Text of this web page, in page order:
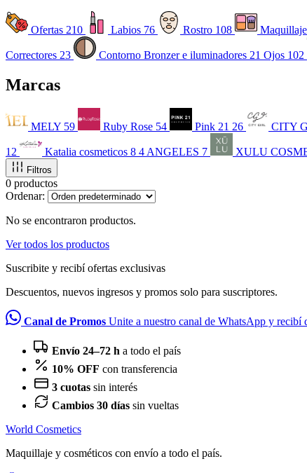
Ofertas 210 Labios 76 Rostro 108
Correctores 23 Contorno Bronzer e iluminadores 21 Ojos 102
Marcas
MELY 59 Ruby Rose 54 Pink 21 26 CITY
12 Katalia cosmeticos 8 4 ANGELES 7 XULU
Filtros
0 productos
Ordenar:
No se encontraron productos.
Ver todos los productos
Suscribite y recibí ofertas exclusivas
Descuentos, nuevos ingresos y promos solo para suscriptores.
Canal de Promos Unite a nuestro canal de WhatsApp y recibí
Envío 24–72 h a todo el país
10% OFF con transferencia
3 cuotas sin interés
Cambios 30 días sin vueltas
World Cosmetics
Maquillaje y cosméticos con envío a todo el país.